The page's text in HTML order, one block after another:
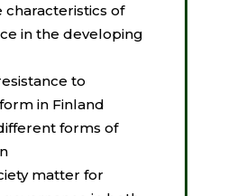
characteristics of
in the developing
to
in Finland
forms of
matter for